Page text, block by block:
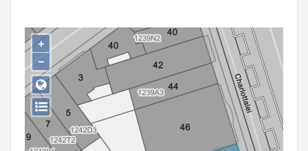
Downloads
Hergebruik
Aanmelden
+
−